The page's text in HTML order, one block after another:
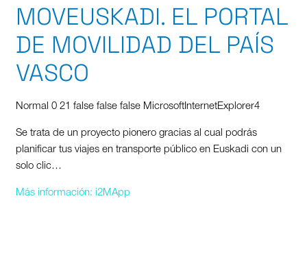
MOVEUSKADI. EL PORTAL
DE MOVILIDAD DEL PAÍS
VASCO
Normal 0 21 false false false MicrosoftInternetExplorer4
Se trata de un proyecto pionero gracias al cual podrás
planificar tus viajes en transporte público en Euskadi con un
solo clic…
Más información: i2MApp